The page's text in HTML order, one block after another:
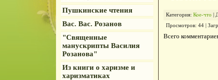
Пушкинские чтения
Вас. Вас. Розанов
"Священные
манускрипты Василия
Розанова"
Из книги о харизме и
харизматиках
Категория: Кое-что
Просмотров: 44
Всего